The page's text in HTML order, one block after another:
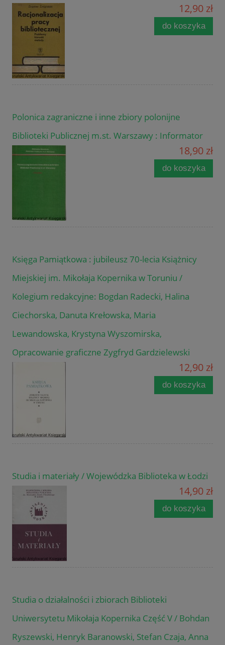
12,90 zł
do koszyka
Polonica zagraniczne i inne zbiory polonijne
Biblioteki Publicznej m.st. Warszawy : Informator
18,90 zł
do koszyka
Księga Pamiątkowa : jubileusz 70-lecia Książnicy
Miejskiej im. Mikołaja Kopernika w Toruniu /
Kolegium redakcyjne: Bogdan Radecki, Halina
Ciechorska, Danuta Krełowska, Maria
Lewandowska, Krystyna Wyszomirska,
Opracowanie graficzne Zygfryd Gardzielewski
12,90 zł
do koszyka
Studia i materiały / Wojewódzka Biblioteka w Łodzi
14,90 zł
do koszyka
Studia o działalności i zbiorach Biblioteki
Uniwersytetu Mikołaja Kopernika Część V / Bohdan
Ryszewski, Henryk Baranowski, Stefan Czaja, Anna